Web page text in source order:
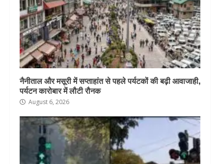
नैनीताल और मसूरी में सप्ताहांत से पहले पर्यटकों की बढ़ी आवाजाही,
पर्यटन कारोबार में लौटी रौनक
August 6, 2026